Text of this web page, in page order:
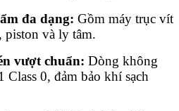
đa dạng: Gồm máy trục vít
piston và ly tâm.
vượt chuẩn: Dòng không
Class 0, đảm bảo khí sạch